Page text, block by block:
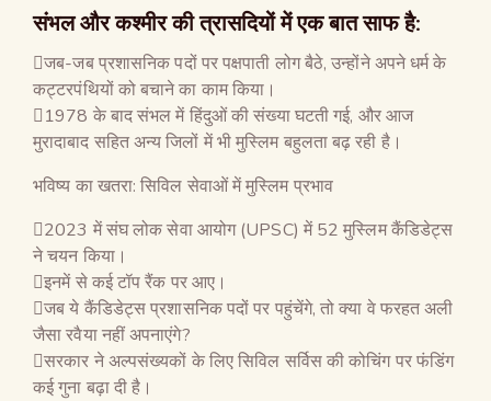
संभल और कश्मीर की त्रासदियों में एक बात साफ है:
जब-जब प्रशासनिक पदों पर पक्षपाती लोग बैठे, उन्होंने अपने धर्म के
कट्टरपंथियों को बचाने का काम किया।
1978 के बाद संभल में हिंदुओं की संख्या घटती गई, और आज
मुरादाबाद सहित अन्य जिलों में भी मुस्लिम बहुलता बढ़ रही है।
भविष्य का खतरा: सिविल सेवाओं में मुस्लिम प्रभाव
2023 में संघ लोक सेवा आयोग (UPSC) में 52 मुस्लिम कैंडिडेट्स
ने चयन किया।
इनमें से कई टॉप रैंक पर आए।
जब ये कैंडिडेट्स प्रशासनिक पदों पर पहुंचेंगे, तो क्या वे फरहत अली
जैसा रवैया नहीं अपनाएंगे?
सरकार ने अल्पसंख्यकों के लिए सिविल सर्विस की कोचिंग पर फंडिंग
कई गुना बढ़ा दी है।